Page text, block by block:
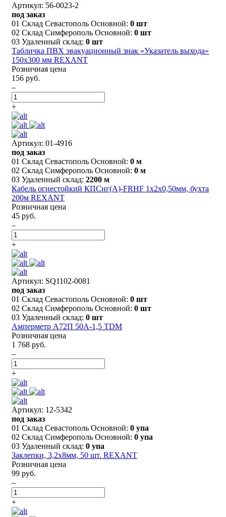
Артикул: 56-0023-2
под заказ
01 Склад Севастополь Основной: 0 шт
02 Склад Симферополь Основной: 0 шт
03 Удаленный склад: 0 шт
Табличка ПВХ эвакуационный знак «Указатель выхода»
150х300 мм REXANT
Розничная цена
156 руб.
–
+
Артикул: 01-4916
под заказ
01 Склад Севастополь Основной: 0 м
02 Склад Симферополь Основной: 0 м
03 Удаленный склад: 2200 м
Кабель огнестойкий КПСнг(А)-FRHF 1x2x0,50мм, бухта
200м REXANT
Розничная цена
45 руб.
–
+
Артикул: SQ1102-0081
под заказ
01 Склад Севастополь Основной: 0 шт
02 Склад Симферополь Основной: 0 шт
03 Удаленный склад: 0 шт
Амперметр А72П 50А-1,5 TDM
Розничная цена
1 768 руб.
–
+
Артикул: 12-5342
под заказ
01 Склад Севастополь Основной: 0 упа
02 Склад Симферополь Основной: 0 упа
03 Удаленный склад: 0 упа
Заклепки, 3,2x8мм, 50 шт. REXANT
Розничная цена
99 руб.
–
+